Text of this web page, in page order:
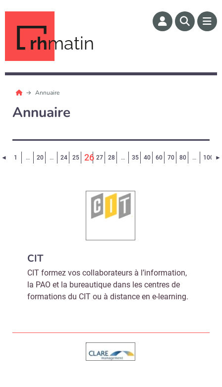
rhmatin
Annuaire
Annuaire
◄ Page précédente
1 … 20 … 24 25
26 27 28 … 35 40 60 70 80 … 100 ►
CIT
CIT formez vos collaborateurs à l’information,
la PAO et la bureautique dans les centres de
formations du CIT ou à distance en e-learning.